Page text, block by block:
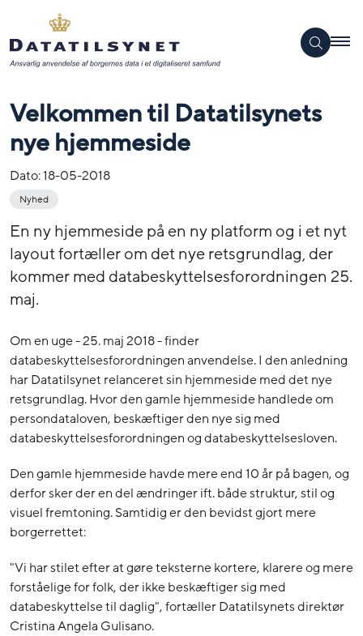
Velkommen til Datatilsynets
nye hjemmeside
Dato:18-05-2018
Nyhed
En ny hjemmeside på en ny platform og i et nyt
layout fortæller om det nye retsgrundlag, der
kommer med databeskyttelsesforordningen 25.
maj.
Om en uge - 25. maj 2018 - finder
databeskyttelsesforordningen anvendelse. I den anledning
har Datatilsynet relanceret sin hjemmeside med det nye
retsgrundlag. Hvor den gamle hjemmeside handlede om
persondataloven, beskæftiger den nye sig med
databeskyttelsesforordningen og databeskyttelsesloven.
Den gamle hjemmeside havde mere end 10 år på bagen, og
derfor sker der en del ændringer ift. både struktur, stil og
visuel fremtoning. Samtidig er den bevidst gjort mere
borgerrettet:
"Vi har stilet efter at gøre teksterne kortere, klarere og mere
forståelige for folk, der ikke beskæftiger sig med
databeskyttelse til daglig", fortæller Datatilsynets direktør
Cristina Angela Gulisano.